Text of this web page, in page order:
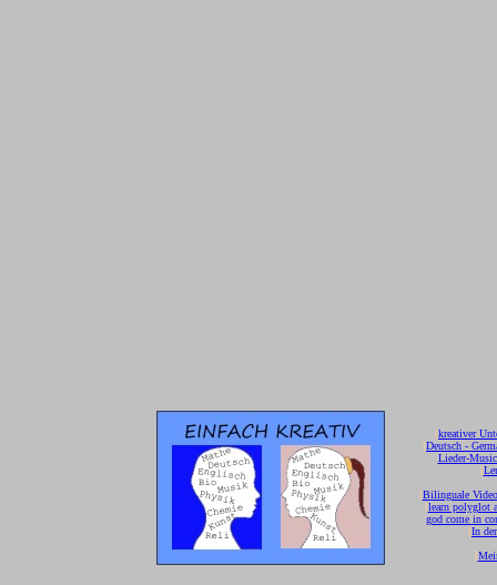
[kreativer
[Deutsch -
Lieder-
[
[Bilinguale
[learn polyglot
god come in
[In
[